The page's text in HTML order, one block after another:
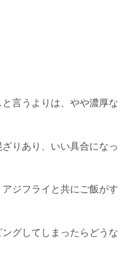
言うよりは、やや濃厚な
りあり、いい具合になっ
ジフライと共にご飯がす
グしてしまったらどうな